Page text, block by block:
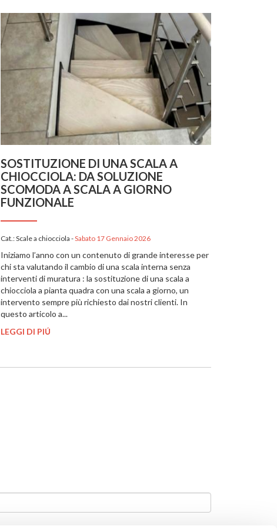
SOSTITUZIONE DI UNA SCALA A
CHIOCCIOLA: DA SOLUZIONE
SCOMODA A SCALA A GIORNO
FUNZIONALE
Cat.:Scale a chiocciola -Sabato 17 Gennaio 2026
Iniziamo l’anno con un contenuto di grande interesse per
chi sta valutando il cambio di una scala interna senza
interventi di muratura : la sostituzione di una scala a
chiocciola a pianta quadra con una scala a giorno, un
intervento sempre più richiesto dai nostri clienti. In
questo articolo a...
LEGGI DI PIÚ